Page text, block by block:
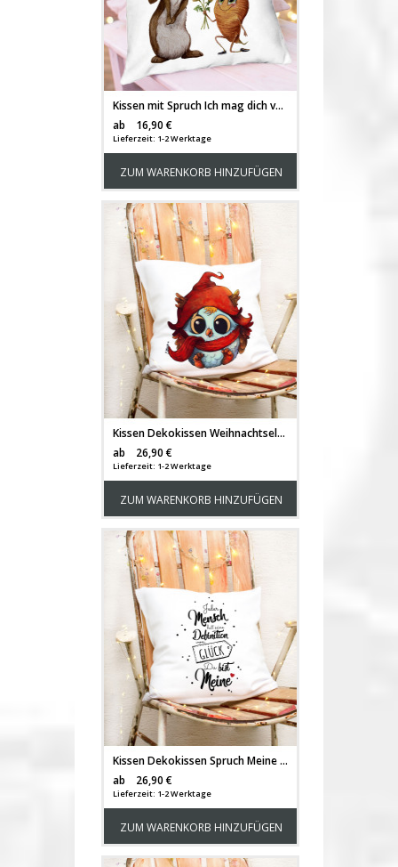
Kissen mit Spruch Ich mag dich volle Möhre & Hase Häschen mit Karotte inkl Füllung Dekokissen Zierkissen Spruchkissen Motto Zitat bedruckt ks327
ab
16,90 €
Lieferzeit: 1-2 Werktage
ZUM WARENKORB HINZUFÜGEN
Kissen Dekokissen Weihnachtself Eule mit Mütze Schal Motivkissen Zierkissen Weihnachten inklusive Füllung ks127
ab
26,90 €
Lieferzeit: 1-2 Werktage
ZUM WARENKORB HINZUFÜGEN
Kissen Dekokissen Spruch Meine Definition von Glück" Motivkissen Zierkissen Spruchkissen inklusive Füllung ks128"
ab
26,90 €
Lieferzeit: 1-2 Werktage
ZUM WARENKORB HINZUFÜGEN